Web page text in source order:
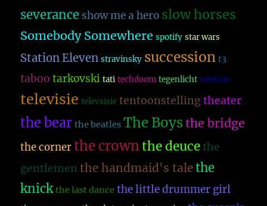
severance show me a hero slow horses
Somebody Somewhere spotify star wars
Station Eleven stravinsky succession t3
taboo tarkovski tati techdoom tegenlicht telefisie
televisie televsisie tentoonstelling theater
the bear the beatles The Boysthe bridge
the corner the crownthe deuce the
gentlemen the handmaid's talethe
knick the last dance the little drummer girl